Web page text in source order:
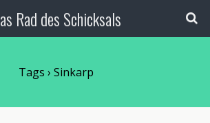
Rad des Schicksals
Tags › Sinkarp